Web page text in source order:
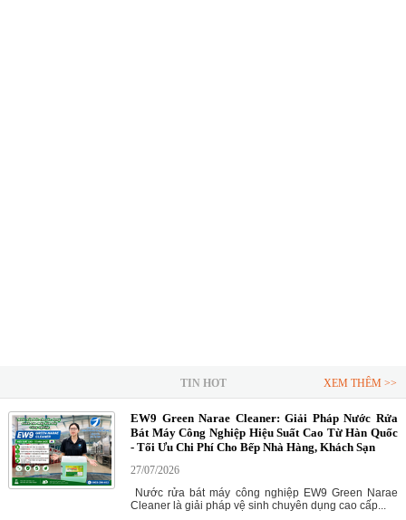
TIN HOT XEM THÊM >>
EW9 Green Narae Cleaner: Giải Pháp Nước Rửa
Bát Máy Công Nghiệp Hiệu Suất Cao Từ Hàn Quốc
- Tối Ưu Chi Phí Cho Bếp Nhà Hàng, Khách Sạn
27/07/2026
Nước rửa bát máy công nghiệp EW9 Green Narae
Cleaner là giải pháp vệ sinh chuyên dụng cao cấp...